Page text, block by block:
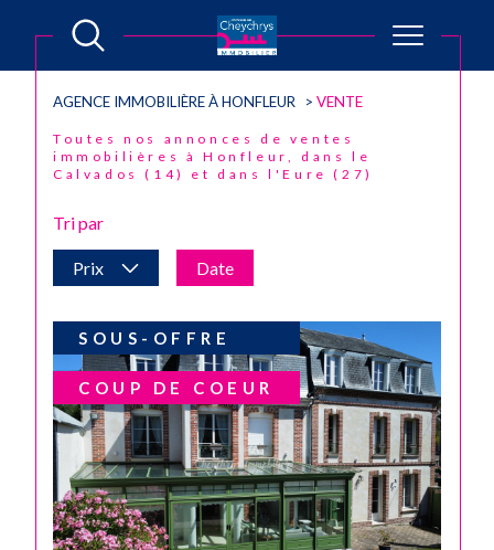
AGENCE IMMOBILIÈRE À HONFLEUR VENTE
Toutes nos annonces de ventes
immobilières à Honfleur, dans le
Calvados (14) et dans l'Eure (27)
Tri par
Prix Date
SOUS-OFFRE
COUP DE COEUR